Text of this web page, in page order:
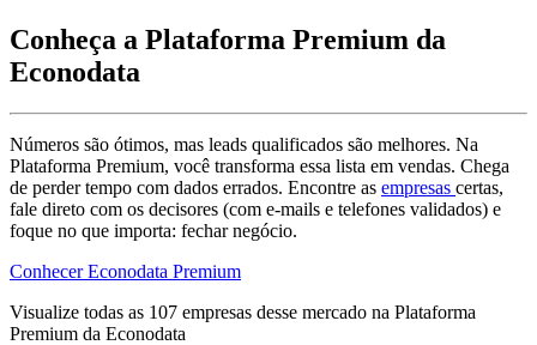
Conheça a Plataforma Premium da
Econodata
Números são ótimos, mas leads qualificados são melhores. Na
Plataforma Premium, você transforma essa lista em vendas. Chega
de perder tempo com dados errados. Encontre as empresas certas,
fale direto com os decisores (com e-mails e telefones validados) e
foque no que importa: fechar negócio.
Conhecer Econodata Premium
Visualize todas as 107 empresas desse mercado na Plataforma
Premium da Econodata